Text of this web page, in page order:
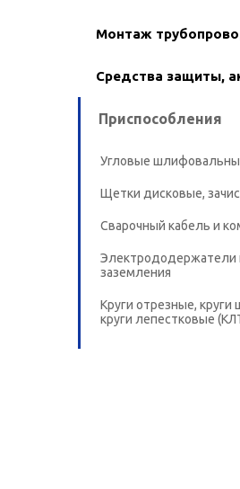
Монтаж
Средства защиты,
Приспособления
Угловые
Щетки дисковые,
Сварочный кабель и
Электрододержатели
заземления
Круги отрезные,
круги лепестковые